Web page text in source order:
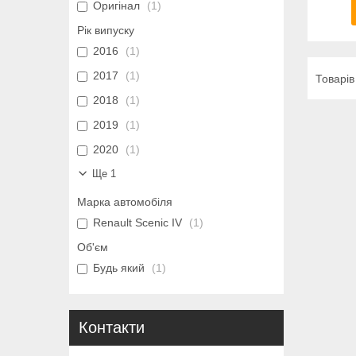
Оригінал
1
Рік випуску
2016
1
2017
1
2018
1
2019
1
2020
1
Ще 1
Марка автомобіля
Renault Scenic IV
1
Об'єм
Будь який
1
Контакти